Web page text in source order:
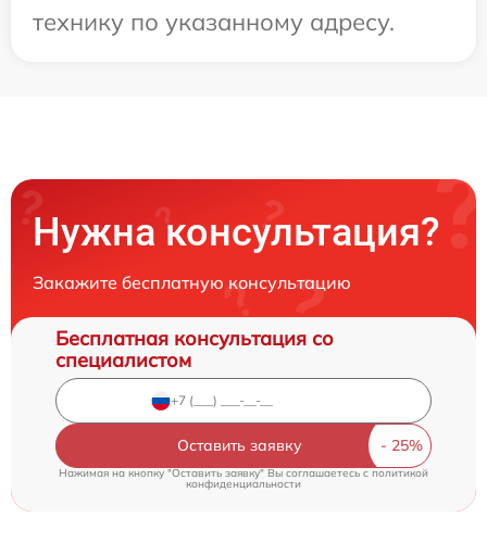
технику по указанному адресу.
Нужна консультация?
Закажите бесплатную консультацию
Бесплатная консультация со
специалистом
Оставить заявку
Нажимая на кнопку "Оставить заявку" Вы соглашаетесь cполитикой
конфиденциальности